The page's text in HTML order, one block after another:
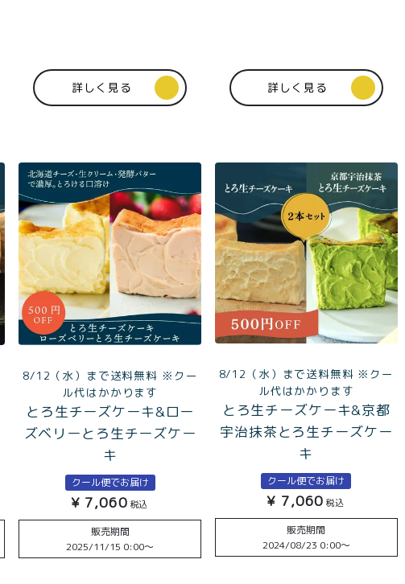
詳しく見る 詳しく見る
8/12（水）まで送料無料 ※クー
ル代はかかります
とろ生チーズケーキ&ロー
ズベリーとろ生チーズケー
キ
クール便でお届け
¥ 7,060 税込
販売期間
2025/11/15 0:00〜
8/12（水）まで送料無料 ※クー
ル代はかかります
とろ生チーズケーキ&京都
宇治抹茶とろ生チーズケー
キ
クール便でお届け
¥ 7,060 税込
販売期間
2024/08/23 0:00〜